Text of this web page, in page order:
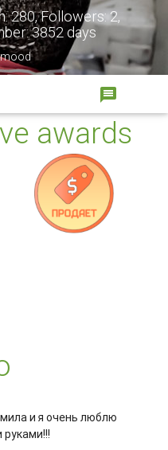
280, Followers: 2,
3852 days

awards
и я очень люблю